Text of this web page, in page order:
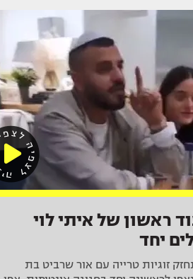
ראשון של איתי לוי
יחד
זוגיות טרייה עם אור שרביט בת